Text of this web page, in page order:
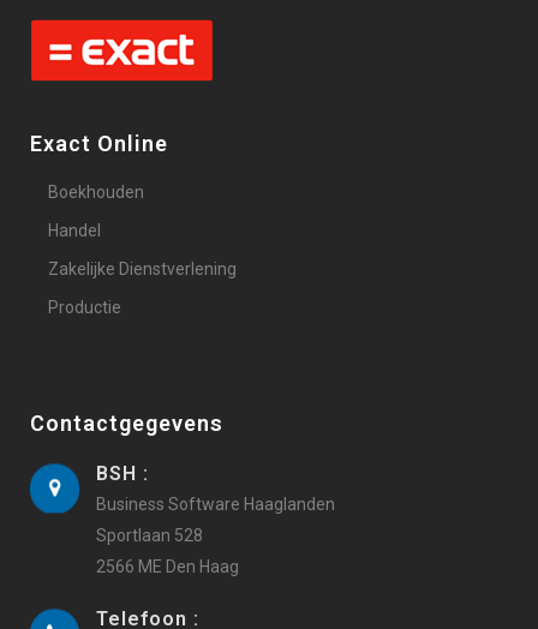
Exact Online
Boekhouden
Handel
Zakelijke Dienstverlening
Productie
Contactgegevens
BSH :
Business Software Haaglanden
Sportlaan 528
2566 ME Den Haag
Telefoon :